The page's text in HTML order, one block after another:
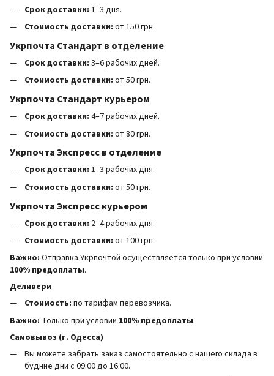
Срок доставки: 1–3 дня.
Стоимость доставки: от 150 грн.
Укрпочта Стандарт в отделение
Срок доставки: 3–6 рабочих дней.
Стоимость доставки: от 50 грн.
Укрпочта Стандарт курьером
Срок доставки: 4–7 рабочих дней.
Стоимость доставки: от 80 грн.
Укрпочта Экспресс в отделение
Срок доставки: 1–3 рабочих дня.
Стоимость доставки: от 50 грн.
Укрпочта Экспресс курьером
Срок доставки: 2–4 рабочих дня.
Стоимость доставки: от 100 грн.
Важно: Отправка Укрпочтой осуществляется только при условии
100% предоплаты.
Деливери
Стоимость: по тарифам перевозчика.
Важно: Только при условии 100% предоплаты.
Самовывоз (г. Одесса)
Вы можете забрать заказ самостоятельно с нашего склада в
будние дни с 09:00 до 16:00.